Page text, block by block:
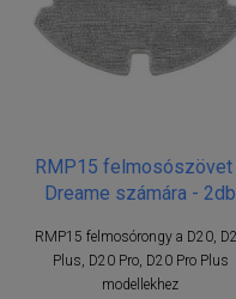
RMP15 felmosószövet
Dreame számára - 2db
RMP15 felmosórongy a D20,
Plus, D20 Pro, D20 Pro Plus
modellekhez